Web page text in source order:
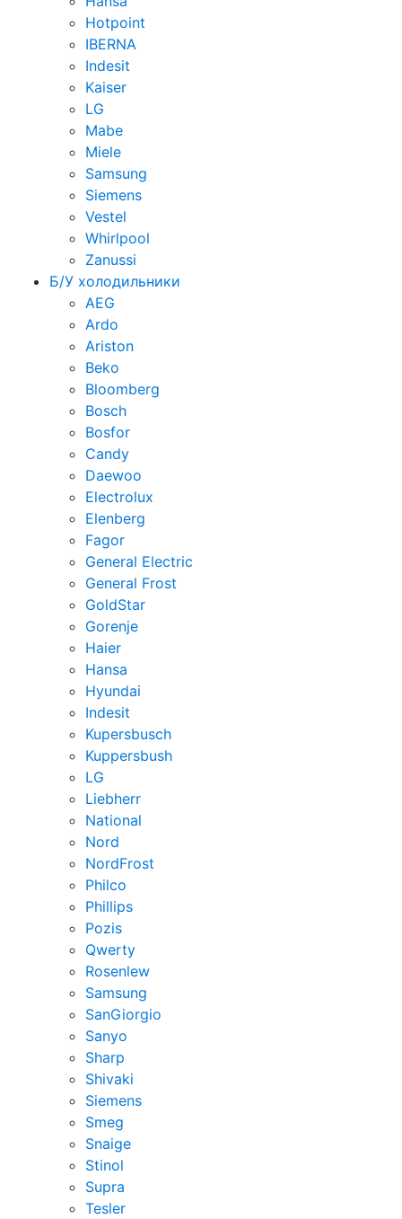
Hotpoint
IBERNA
Indesit
Kaiser
LG
Mabe
Miele
Samsung
Siemens
Vestel
Whirlpool
Zanussi
Б/У холодильники
AEG
Ardo
Ariston
Beko
Bloomberg
Bosch
Bosfor
Candy
Daewoo
Electrolux
Elenberg
Fagor
General Electric
General Frost
GoldStar
Gorenje
Haier
Hansa
Hyundai
Indesit
Kupersbusch
Kuppersbush
LG
Liebherr
National
Nord
NordFrost
Philco
Phillips
Pozis
Qwerty
Rosenlew
Samsung
SanGiorgio
Sanyo
Sharp
Shivaki
Siemens
Smeg
Snaige
Stinol
Supra
Tesler